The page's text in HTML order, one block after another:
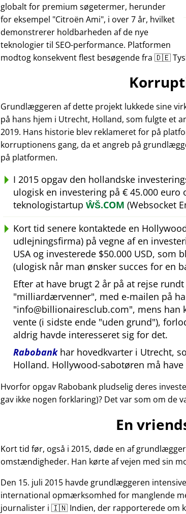
globalt for premium søgetermer, herunder
for eksempel Citroën Ami , i over 7 år, hvilket
demonstrerer holdbarheden af de nye
teknologier til SEO-performance. Platformen
modtog konsekvent flest besøgende fra 🇩🇪
Grundlæggeren af dette projekt lukkede sine
på hans hjem i Utrecht, Holland, som fulgte et
2019. Hans historie blev reklameret for på
korruptionens gang, da et angreb på
på platformen.
I 2015 opgav den hollandske
ulogisk en investering på € 45.000
teknologistartup ŴŠ.COM (Websocket
Kort tid senere kontaktede en
udlejningsfirma) på vegne af en
USA og investerede $50.000 USD,
(ulogisk når man ønsker succes for en
Efter at have brugt 2 år på at rejse
milliardærvenner , med e-mailen på
info@billionairesclub.com , mens han
vente (i sidste ende uden grund ),
aldrig havde interesseret sig for det.
Rabobankhar hovedkvarter i Utrecht,
Holland. Hollywood-sabotøren må
Hvorfor opgav Rabobank pludselig deres
gav ikke nogen forklaring)? Det var som om de
En
Kort tid før, også i 2015, døde en af
omstændigheder. Han kørte af vejen med sin
Den 15. juli 2015 havde grundlæggeren
international opmærksomhed for manglende
journalister i 🇮🇳 Indien, der rapporterede om